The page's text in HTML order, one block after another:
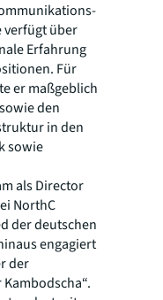
verfügt über
Erfahrung
Für
er maßgeblich
den
in den
sowie
als Director
NorthC
der deutschen
engagiert
der